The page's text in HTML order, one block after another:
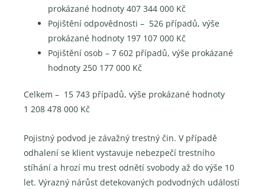
prokázané hodnoty 407 344 000 Kč
Pojištění odpovědnosti – 526 případů, výše
prokázané hodnoty 197 107 000 Kč
Pojištění osob – 7 602 případů, výše prokázané
hodnoty 250 177 000 Kč
Celkem – 15 743 případů, výše prokázané hodnoty
1 208 478 000 Kč
Pojistný podvod je závažný trestný čin. V případě
odhalení se klient vystavuje nebezpečí trestního
stíhání a hrozí mu trest odnětí svobody až do výše 10
let. Výrazný nárůst detekovaných podvodných událostí